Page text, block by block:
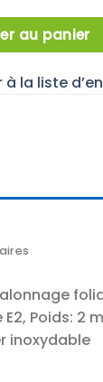
au panier
la liste
Poids: 2
inoxydable